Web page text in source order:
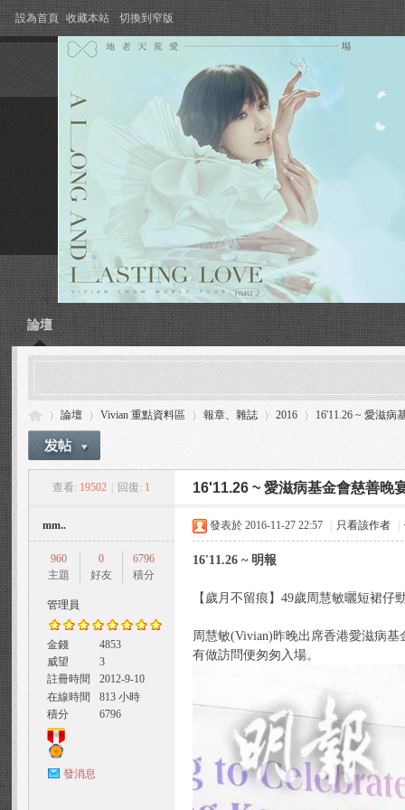
設為首頁 收藏本站 切換到窄版
論壇
論壇
›
Vivian 重點資料區 報章、雜誌
›
2016
›
16'11.26 ~ 愛滋病
查看: 19502 回復: 1 16'11.26 ~ 愛滋病基金會慈善晚
mm..
960
主題
0
好友
6796
積分
管理員
金錢
4853
威望
3
註冊時間
2012-9-10
在線時間
813 小時
積分
6796
發消息
發表於 2016-11-27 22:57 只看該作者
16'11.26 ~ 明報
【歲月不留痕】49歲周慧敏曬短裙仔
周慧敏(Vivian)昨晚出席香港愛滋病
有做訪問便匆匆入場。